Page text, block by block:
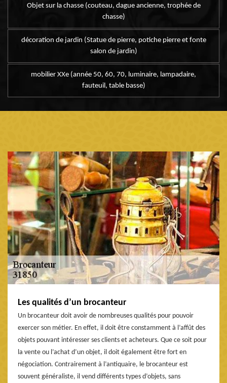
Objet sur la chasse (couteau, dague ancienne, trophée de
chasse)
décoration de jardin (Statue de pierre, potiche pierre et fonte
salon de jardin)
mobilier XXe (année 50, 60, 70, luminaire, lampadaire,
fauteuil, table basse)
Les qualités d’un brocanteur
Un brocanteur doit avoir de nombreuses qualités pour pouvoir
exercer son métier. En effet, il doit être constamment à l’affût des
objets pouvant intéresser ses clients et acheteurs. Que ce soit pour
la vente ou l’achat d’un objet, il doit également être fort en
négociation. Contrairement à l’antiquaire, le brocanteur est
souvent généraliste, il vend différents types d’objets, sans